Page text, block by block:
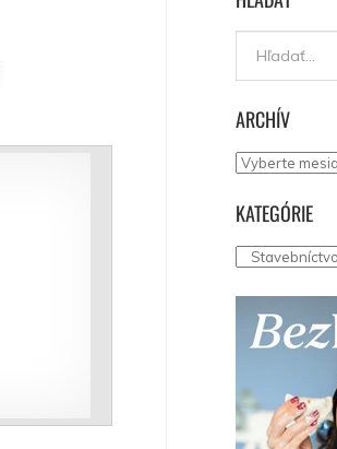
ARCHÍV
Archív
KATEGÓRIE
Kategórie